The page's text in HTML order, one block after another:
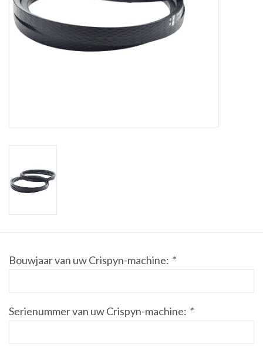
Alles om te Draaien |
Alles om te Zagen |
Verspaanbaar materiaal |
Cadeaubonnen &
Bouwjaar van uw Crispyn-machine: *
Serienummer van uw Crispyn-machine: *